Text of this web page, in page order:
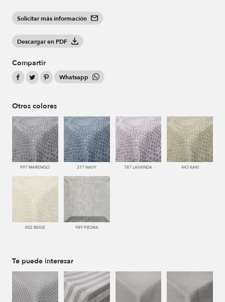
Solicitar más información
Descargar en PDF
Compartir
Whatsapp
Otros colores
997 MARENGO 377 NAVY 787 LAVANDA 443 KAKI
002 BEIGE 989 PIEDRA
Te puede interesar